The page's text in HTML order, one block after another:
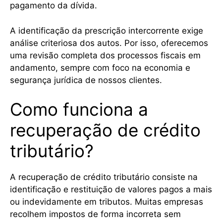
pagamento da dívida.
A identificação da prescrição intercorrente exige
análise criteriosa dos autos. Por isso, oferecemos
uma revisão completa dos processos fiscais em
andamento, sempre com foco na economia e
segurança jurídica de nossos clientes.
Como funciona a
recuperação de crédito
tributário?
A recuperação de crédito tributário consiste na
identificação e restituição de valores pagos a mais
ou indevidamente em tributos. Muitas empresas
recolhem impostos de forma incorreta sem